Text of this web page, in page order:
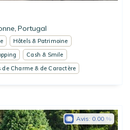
, Portugal
Hôtels & Patrimoine
Cash & Smile
de Charme & de Caractère
Avis: 0.00